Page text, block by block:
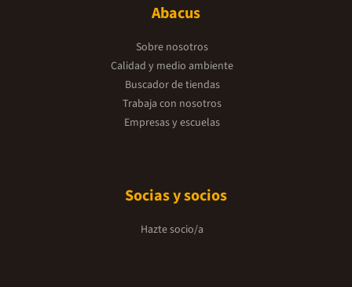
Abacus
Sobre nosotros
Calidad y medio ambiente
Buscador de tiendas
Trabaja con nosotros
Empresas y escuelas
Socias y socios
Hazte socio/a